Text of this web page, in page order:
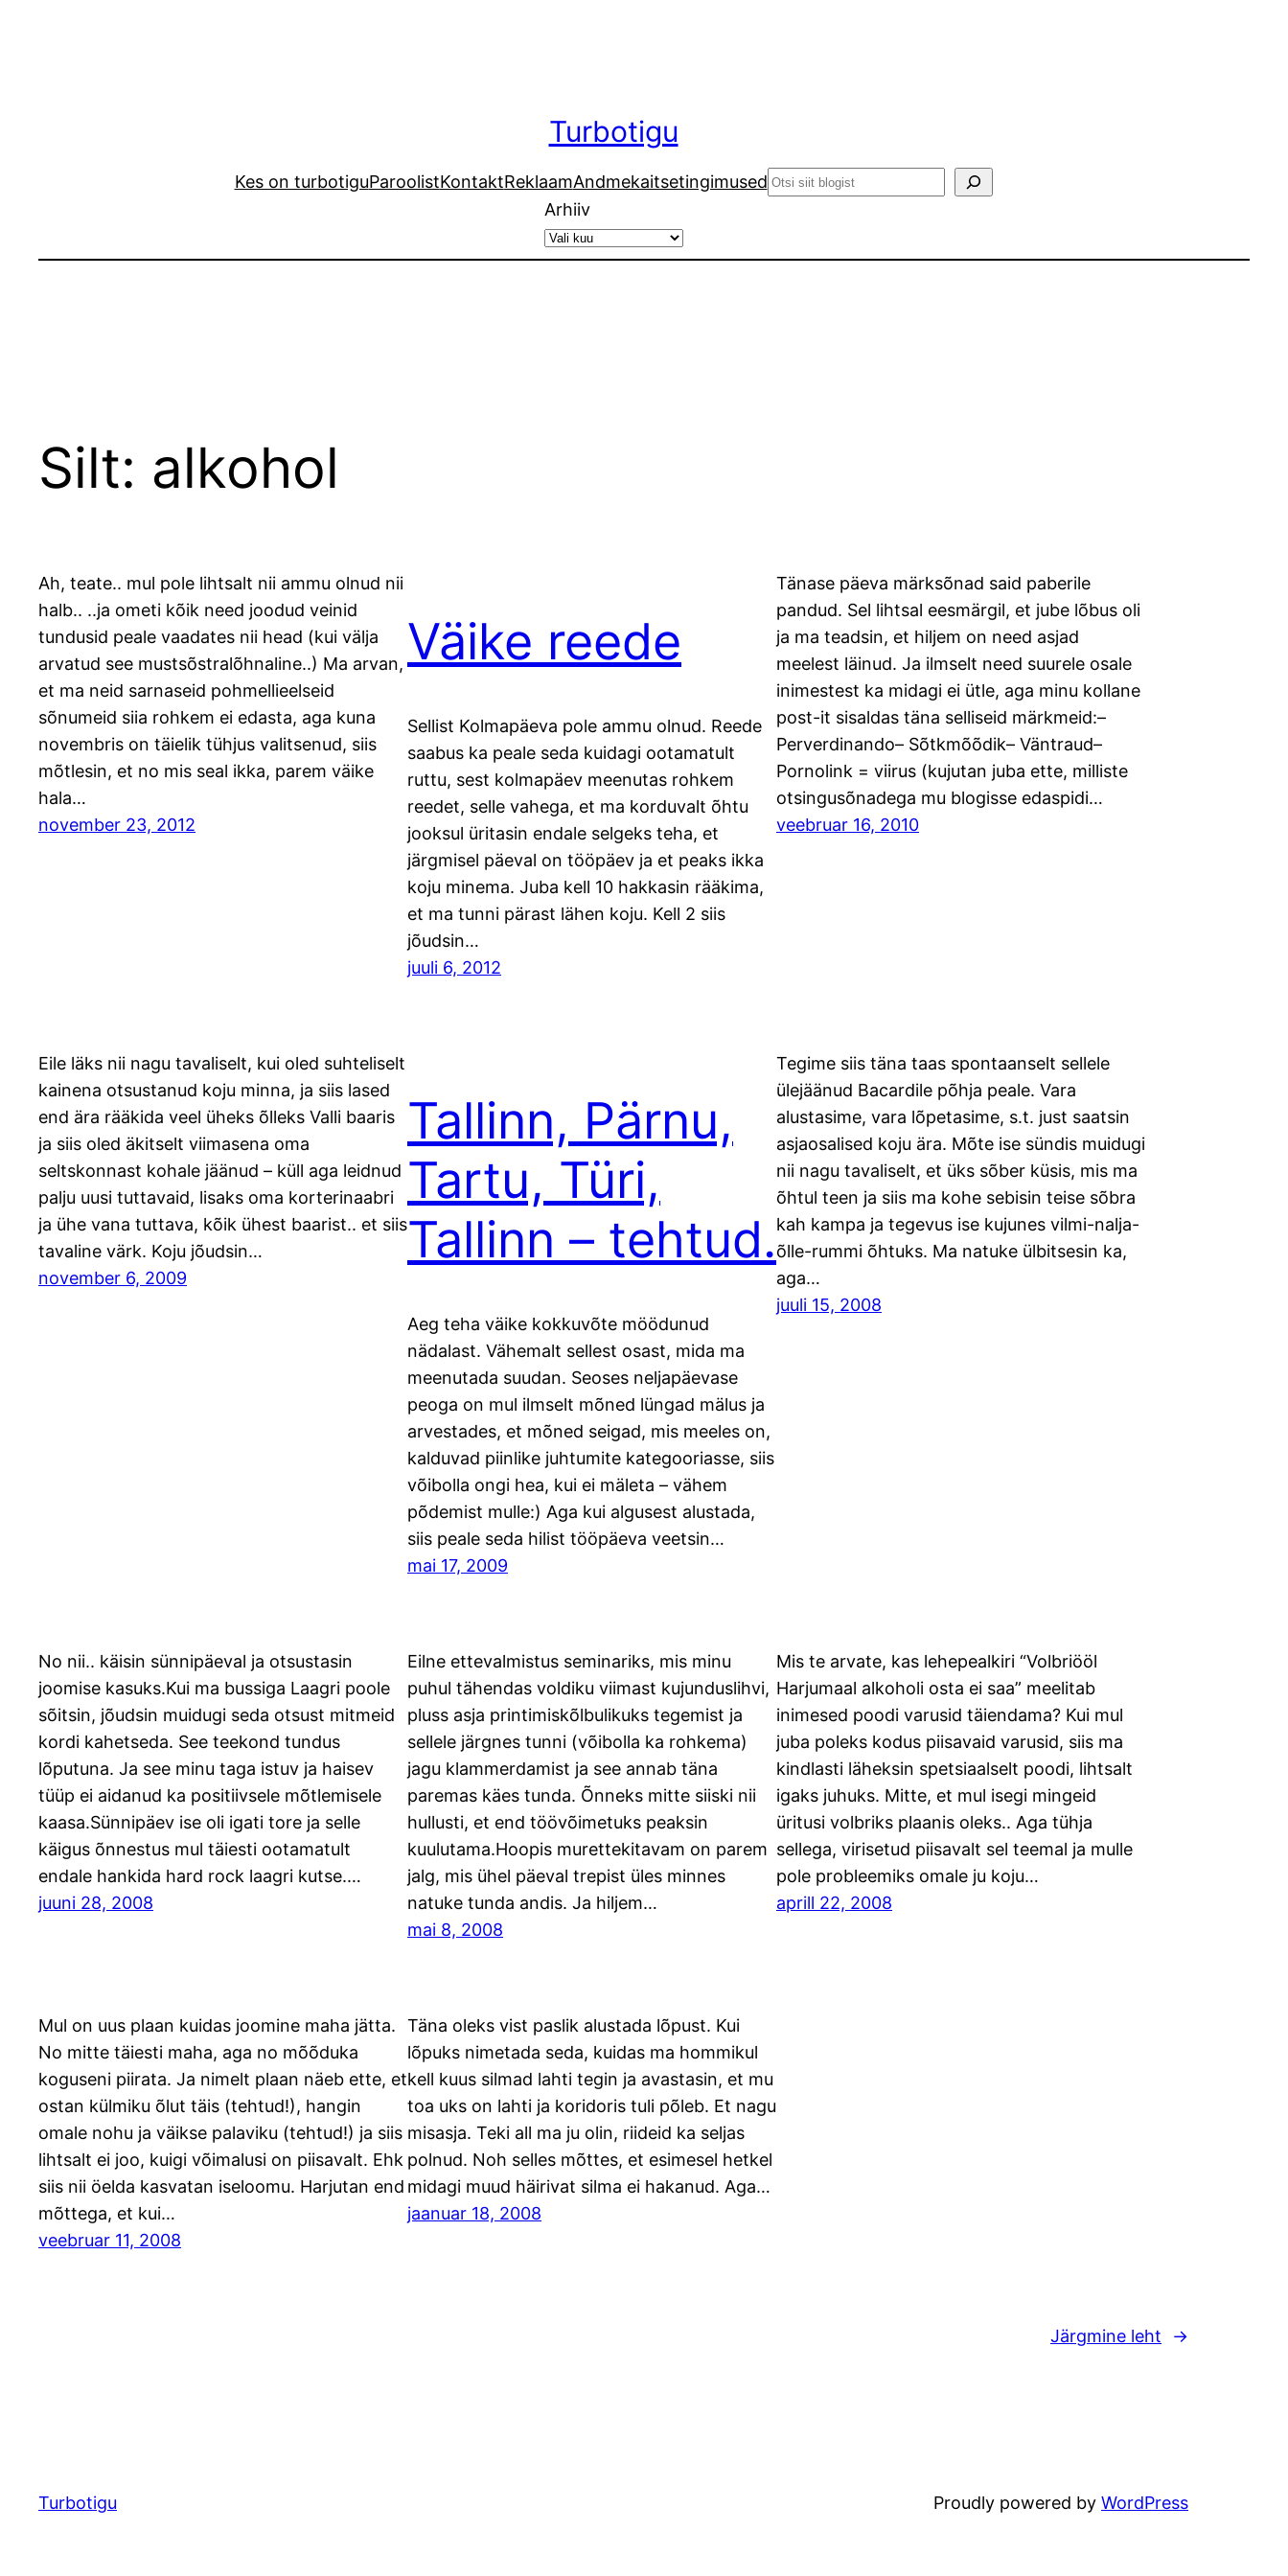
Turbotigu
Kes on turbotiguParoolistKontaktReklaamAndmekaitsetingimusedSearch
Arhiiv
Silt: alkohol
Ah, teate.. mul pole lihtsalt nii ammu olnud nii
halb.. ..ja ometi kõik need joodud veinid
tundusid peale vaadates nii head (kui välja
arvatud see mustsõstralõhnaline..) Ma arvan,
et ma neid sarnaseid pohmellieelseid
sõnumeid siia rohkem ei edasta, aga kuna
novembris on täielik tühjus valitsenud, siis
mõtlesin, et no mis seal ikka, parem väike
hala…
november 23, 2012
Väike reede
Sellist Kolmapäeva pole ammu olnud. Reede
saabus ka peale seda kuidagi ootamatult
ruttu, sest kolmapäev meenutas rohkem
reedet, selle vahega, et ma korduvalt õhtu
jooksul üritasin endale selgeks teha, et
järgmisel päeval on tööpäev ja et peaks ikka
koju minema. Juba kell 10 hakkasin rääkima,
et ma tunni pärast lähen koju. Kell 2 siis
jõudsin…
juuli 6, 2012
Tänase päeva märksõnad said paberile
pandud. Sel lihtsal eesmärgil, et jube lõbus oli
ja ma teadsin, et hiljem on need asjad
meelest läinud. Ja ilmselt need suurele osale
inimestest ka midagi ei ütle, aga minu kollane
post-it sisaldas täna selliseid märkmeid:–
Perverdinando– Sõtkmõõdik– Väntraud–
Pornolink = viirus (kujutan juba ette, milliste
otsingusõnadega mu blogisse edaspidi…
veebruar 16, 2010
Eile läks nii nagu tavaliselt, kui oled suhteliselt
kainena otsustanud koju minna, ja siis lased
end ära rääkida veel üheks õlleks Valli baaris
ja siis oled äkitselt viimasena oma
seltskonnast kohale jäänud – küll aga leidnud
palju uusi tuttavaid, lisaks oma korterinaabri
ja ühe vana tuttava, kõik ühest baarist.. et siis
tavaline värk. Koju jõudsin…
november 6, 2009
Tallinn, Pärnu,
Tartu, Türi,
Tallinn – tehtud.
Aeg teha väike kokkuvõte möödunud
nädalast. Vähemalt sellest osast, mida ma
meenutada suudan. Seoses neljapäevase
peoga on mul ilmselt mõned lüngad mälus ja
arvestades, et mõned seigad, mis meeles on,
kalduvad piinlike juhtumite kategooriasse, siis
võibolla ongi hea, kui ei mäleta – vähem
põdemist mulle:) Aga kui algusest alustada,
siis peale seda hilist tööpäeva veetsin…
mai 17, 2009
Tegime siis täna taas spontaanselt sellele
ülejäänud Bacardile põhja peale. Vara
alustasime, vara lõpetasime, s.t. just saatsin
asjaosalised koju ära. Mõte ise sündis muidugi
nii nagu tavaliselt, et üks sõber küsis, mis ma
õhtul teen ja siis ma kohe sebisin teise sõbra
kah kampa ja tegevus ise kujunes vilmi-nalja-
õlle-rummi õhtuks. Ma natuke ülbitsesin ka,
aga…
juuli 15, 2008
No nii.. käisin sünnipäeval ja otsustasin
joomise kasuks.Kui ma bussiga Laagri poole
sõitsin, jõudsin muidugi seda otsust mitmeid
kordi kahetseda. See teekond tundus
lõputuna. Ja see minu taga istuv ja haisev
tüüp ei aidanud ka positiivsele mõtlemisele
kaasa.Sünnipäev ise oli igati tore ja selle
käigus õnnestus mul täiesti ootamatult
endale hankida hard rock laagri kutse.…
juuni 28, 2008
Eilne ettevalmistus seminariks, mis minu
puhul tähendas voldiku viimast kujunduslihvi,
pluss asja printimiskõlbulikuks tegemist ja
sellele järgnes tunni (võibolla ka rohkema)
jagu klammerdamist ja see annab täna
paremas käes tunda. Õnneks mitte siiski nii
hullusti, et end töövõimetuks peaksin
kuulutama.Hoopis murettekitavam on parem
jalg, mis ühel päeval trepist üles minnes
natuke tunda andis. Ja hiljem…
mai 8, 2008
Mis te arvate, kas lehepealkiri “Volbriööl
Harjumaal alkoholi osta ei saa” meelitab
inimesed poodi varusid täiendama? Kui mul
juba poleks kodus piisavaid varusid, siis ma
kindlasti läheksin spetsiaalselt poodi, lihtsalt
igaks juhuks. Mitte, et mul isegi mingeid
üritusi volbriks plaanis oleks.. Aga tühja
sellega, virisetud piisavalt sel teemal ja mulle
pole probleemiks omale ju koju…
aprill 22, 2008
Mul on uus plaan kuidas joomine maha jätta.
No mitte täiesti maha, aga no mõõduka
koguseni piirata. Ja nimelt plaan näeb ette, et
ostan külmiku õlut täis (tehtud!), hangin
omale nohu ja väikse palaviku (tehtud!) ja siis
lihtsalt ei joo, kuigi võimalusi on piisavalt. Ehk
siis nii öelda kasvatan iseloomu. Harjutan end
mõttega, et kui…
veebruar 11, 2008
Täna oleks vist paslik alustada lõpust. Kui
lõpuks nimetada seda, kuidas ma hommikul
kell kuus silmad lahti tegin ja avastasin, et mu
toa uks on lahti ja koridoris tuli põleb. Et nagu
misasja. Teki all ma ju olin, riideid ka seljas
polnud. Noh selles mõttes, et esimesel hetkel
midagi muud häirivat silma ei hakanud. Aga…
jaanuar 18, 2008
Järgmine leht →
Turbotigu Proudly powered by WordPress